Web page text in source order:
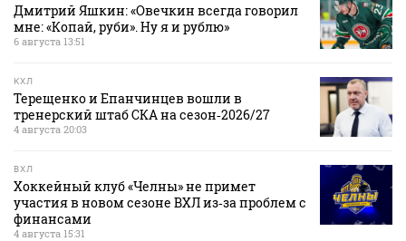
Дмитрий Яшкин: «Овечкин всегда говорил
мне: «Копай, руби». Ну я и рублю»
6 августа 13:51
КХЛ
Терещенко и Епанчинцев вошли в
тренерский штаб СКА на сезон‑2026/27
4 августа 20:03
ВХЛ
Хоккейный клуб «Челны» не примет
участия в новом сезоне ВХЛ из‑за проблем с
финансами
4 августа 15:31